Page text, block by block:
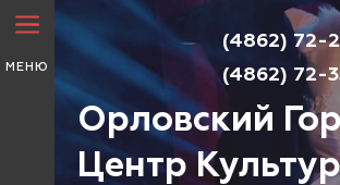
МЕНЮ
Орловский
Центр
(4862) 72-
(4862) 72-